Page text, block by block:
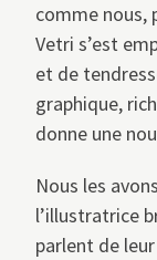
comme nous,
Vetri s’est
et de
graphique,
donne une
Nous les
l’illustratrice
parlent de